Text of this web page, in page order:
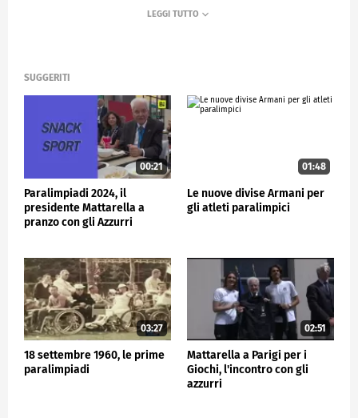
breve saluto. Nel corso del pranzo il capo dello Stato
atleti.
SUGGERITI
00:21
Paralimpiadi 2024, il
presidente Mattarella a
pranzo con gli Azzurri
01:48
Le nuove divise Armani per
gli atleti paralimpici
03:27
18 settembre 1960, le prime
paralimpiadi
02:51
Mattarella a Parigi per i
Giochi, l'incontro con gli
azzurri